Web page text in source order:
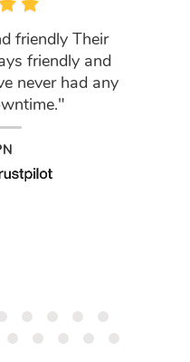
friendly Their
friendly and
never had any